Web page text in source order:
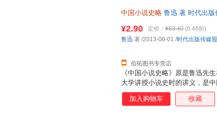
中国小说史略 鲁迅 著 时代出
《中国小说史略》原是鲁迅先
大学讲授小说史时的讲义，是
中国古代小说发生、发展、演
¥2.90 定价： ¥63.40 (0.46折)
佰拓图书专营店
鲁迅 著 /2013-06-01 /时代出版传媒
加入购物车 收藏